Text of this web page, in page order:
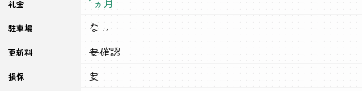
礼金
駐車場 なし
更新料 要確認
損保 要